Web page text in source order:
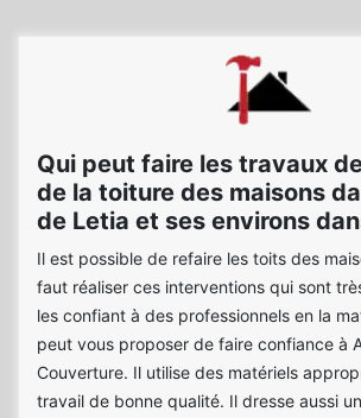
Qui peut faire les travaux
de la toiture des maisons
de Letia et ses environs
Il est possible de refaire les toits des
faut réaliser ces interventions qui sont
les confiant à des professionnels en la
peut vous proposer de faire confiance à
Couverture. Il utilise des matériels
travail de bonne qualité. Il dresse aussi